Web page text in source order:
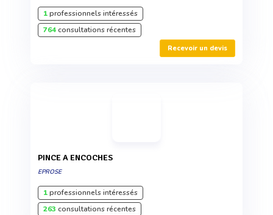
1professionnels intéressés
764consultations récentes
Recevoir un devis
PINCE A ENCOCHES
EPROSE
1professionnels intéressés
263 consultations récentes